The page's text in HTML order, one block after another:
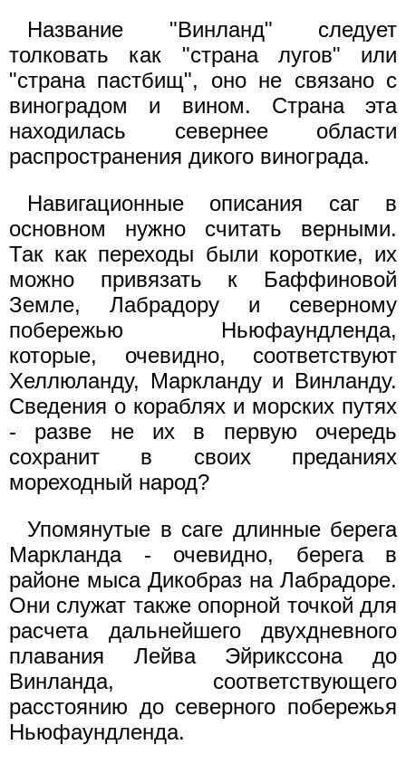
Название "Винланд" следует
толковать как "страна лугов" или
"страна пастбищ", оно не связано с
виноградом и вином. Страна эта
находилась севернее области
распространения дикого винограда.
Навигационные описания саг в
основном нужно считать верными.
Так как переходы были короткие, их
можно привязать к Баффиновой
Земле, Лабрадору и северному
побережью Ньюфаундленда,
которые, очевидно, соответствуют
Хеллюланду, Маркланду и Винланду.
Сведения о кораблях и морских путях
- разве не их в первую очередь
сохранит в своих преданиях
мореходный народ?
Упомянутые в саге длинные берега
Маркланда - очевидно, берега в
районе мыса Дикобраз на Лабрадоре.
Они служат также опорной точкой для
расчета дальнейшего двухдневного
плавания Лейва Эйрикссона до
Винланда, соответствующего
расстоянию до северного побережья
Ньюфаундленда.